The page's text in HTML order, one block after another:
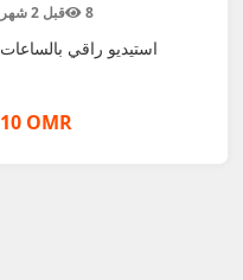
قبل 2 شهر 8
استيديو راقي بالساعات
10 OMR